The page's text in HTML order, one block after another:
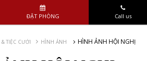
ĐẶT PHÒNG Call us
TIỆC CƯỚI HÌNH ẢNH HÌNH ẢNH HỘI NGHỊ